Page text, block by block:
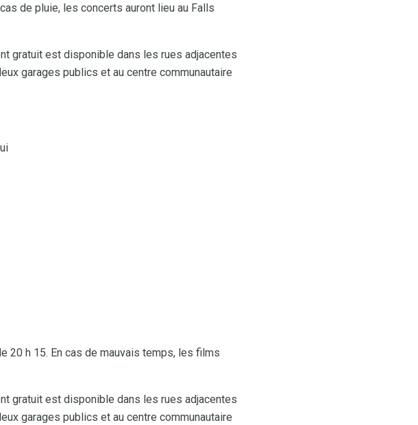
de pluie, les concerts auront lieu au Falls
gratuit est disponible dans les rues adjacentes
garages publics et au centre communautaire
20 h 15. En cas de mauvais temps, les films
gratuit est disponible dans les rues adjacentes
garages publics et au centre communautaire